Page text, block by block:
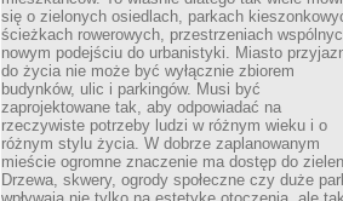
się o zielonych osiedlach, parkach
ścieżkach rowerowych, przestrzeniach
nowym podejściu do urbanistyki. Miasto
do życia nie może być wyłącznie zbiorem
budynków, ulic i parkingów. Musi być
zaprojektowane tak, aby odpowiadać na
rzeczywiste potrzeby ludzi w różnym wieku i o
różnym stylu życia. W dobrze zaplanowanym
mieście ogromne znaczenie ma dostęp do
Drzewa, skwery, ogrody społeczne czy duże